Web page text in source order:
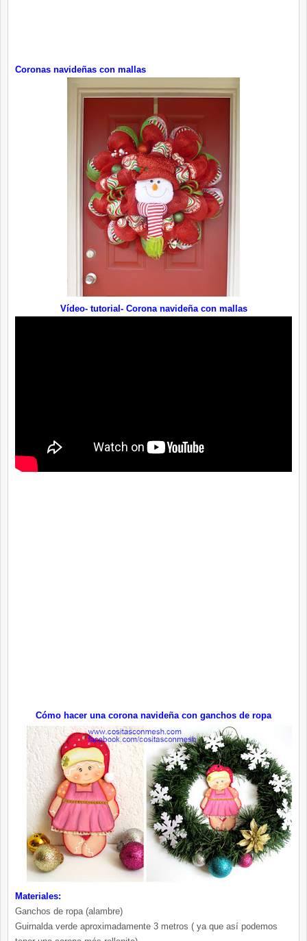
Coronas navideñas con mallas
Vídeo- tutorial- Corona navideña con mallas
Cómo hacer una corona navideña con ganchos de ropa
Materiales:
Ganchos de ropa (alambre)
Guirnalda verde aproximadamente 3 metros ( ya que así podemos